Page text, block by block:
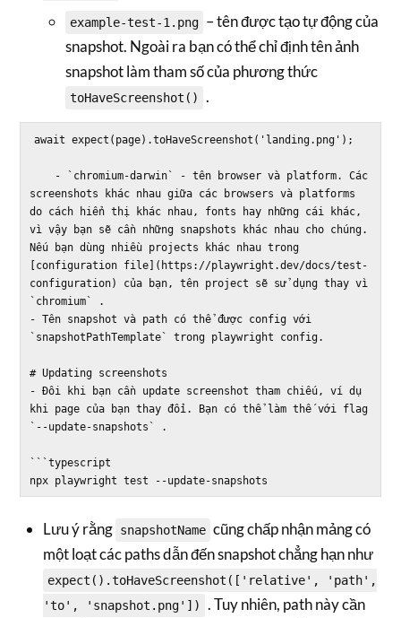
example-test-1.png – tên được tạo tự động của
snapshot. Ngoài ra bạn có thể chỉ định tên ảnh
snapshot làm tham số của phương thức
toHaveScreenshot() .
await expect(page).toHaveScreenshot('landing.png');
screenshots khác nhau giữa các browsers và platforms
do cách hiển thị khác nhau, fonts hay những cái khác,
vì vậy bạn sẽ cần những snapshots khác nhau cho chúng.
Nếu bạn dùng nhiều projects khác nhau trong
[configuration file](https://playwright.dev/docs/test-
configuration) của bạn, tên project sẽ sử dụng thay vì
`chromium` .
- Tên snapshot và path có thể được config với
`snapshotPathTemplate` trong playwright config.
# Updating screenshots
- Đôi khi bạn cần update screenshot tham chiếu, ví dụ
khi page của bạn thay đổi. Bạn có thể làm thế với flag
`--update-snapshots` .
```typescript
Lưu ý rằng snapshotName cũng chấp nhận mảng có
một loạt các paths dẫn đến snapshot chẳng hạn như
expect().toHaveScreenshot(['relative', 'path',
'to', 'snapshot.png'])
. Tuy nhiên, path này cần